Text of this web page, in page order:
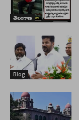
తెలంగాణ
Blog